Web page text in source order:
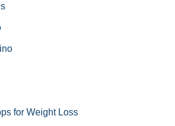
for Weight Loss